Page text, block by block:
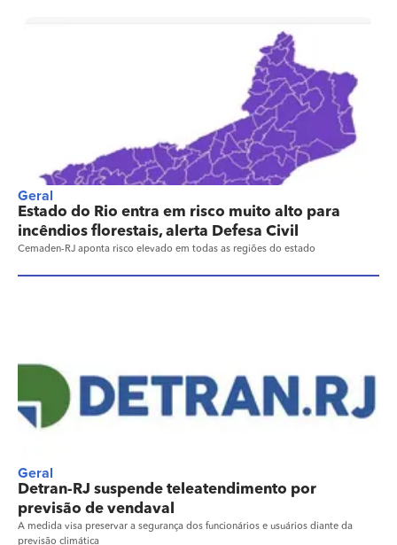
Geral
Estado do Rio entra em risco muito alto para
incêndios florestais, alerta Defesa Civil
Cemaden-RJ aponta risco elevado em todas as regiões do estado
Geral
Detran-RJ suspende teleatendimento por
previsão de vendaval
A medida visa preservar a segurança dos funcionários e usuários diante da
previsão climática